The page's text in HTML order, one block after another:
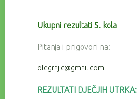
Ukupni rezultati 5. kola
Pitanja i prigovori na:
olegrajic@gmail.com
REZULTATI DJEČJIH UTRKA: